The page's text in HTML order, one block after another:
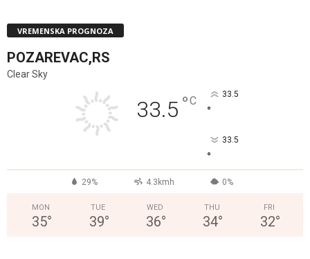
VREMENSKA PROGNOZA
POZAREVAC,RS
Clear Sky
33.5 °C 33.5
°
33.5
°
29% 4.3kmh 0%
MON
35°
TUE
39°
WED
36°
THU
34°
FRI
32°